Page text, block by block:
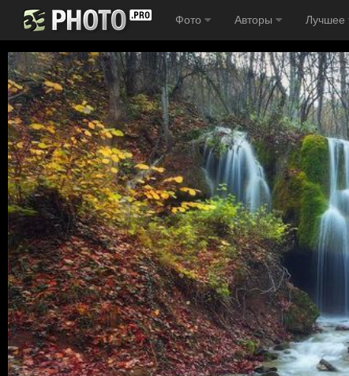
Фото Авторы Лучшее